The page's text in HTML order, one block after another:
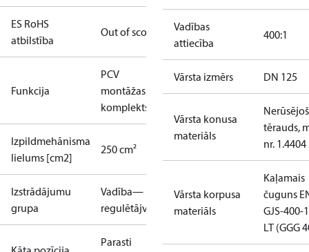
ES RoHS
atbilstība
Out of scope
Funkcija
PCV
montāžas
komplekts
Izpildmehānisma
lielums [cm2]
250 cm²
Izstrādājumu
grupa
Vadība—
regulētājvārsti
Parasti
Vadības
attiecība
400:1
Vārsta izmērs DN 125
Vārsta konusa
materiāls
tērauds,
nr. 1.4404
Vārsta korpusa
materiāls
Kaļamais
čuguns
GJS-400-
LT (GGG